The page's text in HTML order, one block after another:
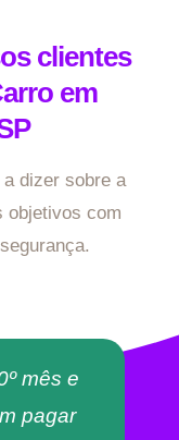
clientes
em
dizer sobre a
objetivos com
mês e
pagar